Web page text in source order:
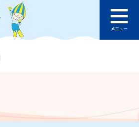
このページの本文へ
ュ